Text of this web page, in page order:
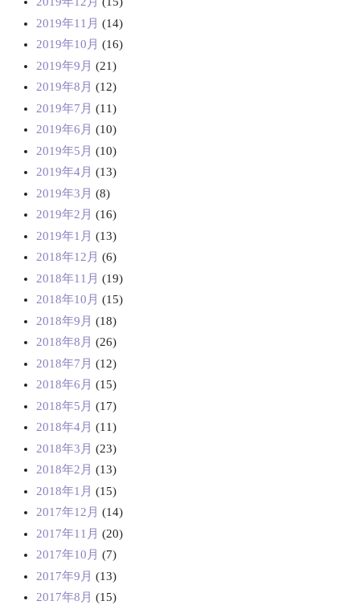
2019年11月 (14)
2019年10月 (16)
2019年9月 (21)
2019年8月 (12)
2019年7月 (11)
2019年6月 (10)
2019年5月 (10)
2019年4月 (13)
2019年3月 (8)
2019年2月 (16)
2019年1月 (13)
2018年12月 (6)
2018年11月 (19)
2018年10月 (15)
2018年9月 (18)
2018年8月 (26)
2018年7月 (12)
2018年6月 (15)
2018年5月 (17)
2018年4月 (11)
2018年3月 (23)
2018年2月 (13)
2018年1月 (15)
2017年12月 (14)
2017年11月 (20)
2017年10月 (7)
2017年9月 (13)
2017年8月 (15)